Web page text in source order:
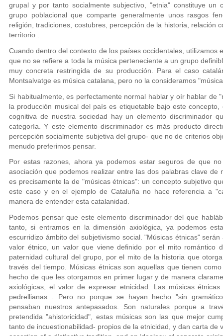
grupal y por tanto socialmente subjectivo, "etnia" constituye un
grupo poblacional que comparte generalmente unos rasgos
religión, tradiciones, costubres, percepción de la historia, relación
territorio .
Cuando dentro del contexto de los países occidentales, utilizamos
que no se refiere a toda la música perteneciente a un grupo
muy concreta restringida de su producción. Para el caso
Montsalvatge es música catalana, pero no la consideramos
Si habitualmente, es perfectamente normal hablar y oír hablar de
la producción musical del país es etiquetable bajo este
cognitiva de nuestra sociedad hay un elemento discriminador
categoría. Y este elemento discriminador es más producto
percepción socialmente subjetiva del grupo- que no de criterios
menudo preferimos pensar.
Por estas razones, ahora ya podemos estar seguros de que
asociación que podemos realizar entre las dos palabras clave de
es precisamente la de "músicas étnicas": un concepto subjetivo
este caso y en el ejemplo de Cataluña no hace referencia a
manera de entender esta catalanidad.
Podemos pensar que este elemento discriminador del que
tanto, si entramos en la dimensión axiológica, ya podemos
escurridizo ámbito del subjetivismo social. "Músicas étnicas"
valor étnico, un valor que viene definido por el mito romántico
paternidad cultural del grupo, por el mito de la historia que
través del tiempo. Músicas étnicas son aquellas que tienen
hecho de que les otorgamos en primer lugar y de manera
axiológicas, el valor de expresar etnicidad. Las músicas
pedrellianas . Pero no porque se hayan hecho "sin
pensaban nuestros antepasados. Son naturales porque a
pretendida "ahistoricidad", estas músicas son las que mejor
tanto de incuestionabilidad- propios de la etnicidad, y dan carta de